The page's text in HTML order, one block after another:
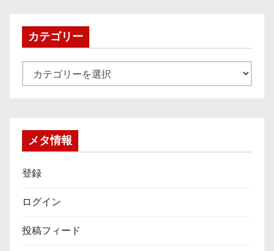
ブカテゴリー
テ
メタ情報
登録
ログイン
投稿フィード